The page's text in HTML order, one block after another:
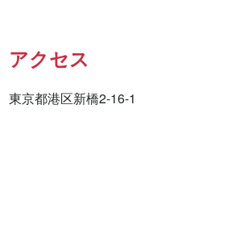
アクセス
東京都港区新橋2-16-1